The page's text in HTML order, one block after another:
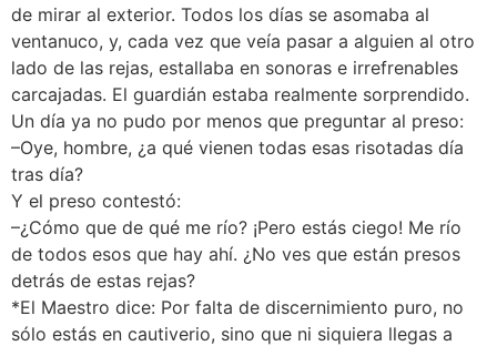
de mirar al exterior. Todos los días se asomaba al
ventanuco, y, cada vez que veía pasar a alguien al otro
lado de las rejas, estallaba en sonoras e irrefrenables
carcajadas. El guardián estaba realmente sorprendido.
Un día ya no pudo por menos que preguntar al preso:
–Oye, hombre, ¿a qué vienen todas esas risotadas día
tras día?
Y el preso contestó:
–¿Cómo que de qué me río? ¡Pero estás ciego! Me río
de todos esos que hay ahí. ¿No ves que están presos
detrás de estas rejas?
*El Maestro dice: Por falta de discernimiento puro, no
sólo estás en cautiverio, sino que ni siquiera llegas a